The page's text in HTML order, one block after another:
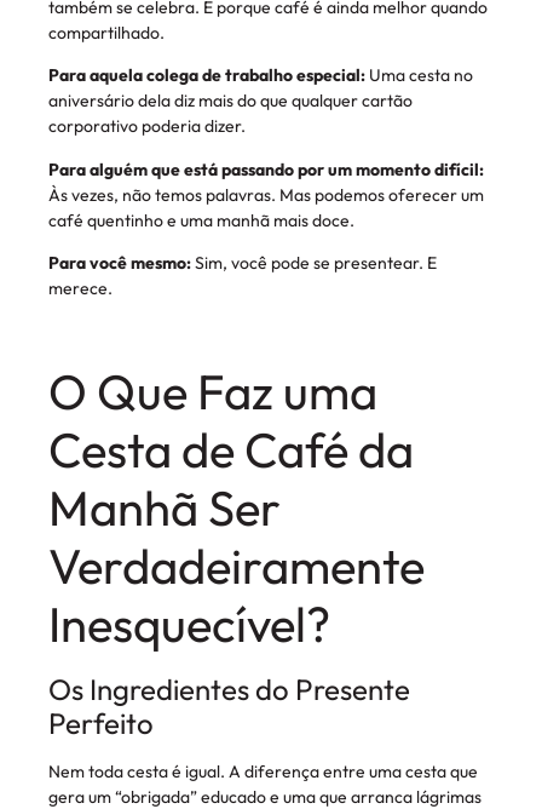
também se celebra. E porque café é ainda melhor quando
compartilhado.
Para aquela colega de trabalho especial: Uma cesta no
aniversário dela diz mais do que qualquer cartão
corporativo poderia dizer.
Para alguém que está passando por um momento difícil:
Às vezes, não temos palavras. Mas podemos oferecer um
café quentinho e uma manhã mais doce.
Para você mesmo:Sim, você pode se presentear. E
merece.
O Que Faz uma
Cesta de Café da
Manhã Ser
Verdadeiramente
Inesquecível?
Os Ingredientes do Presente
Perfeito
Nem toda cesta é igual. A diferença entre uma cesta que
gera um “obrigada” educado e uma que arranca lágrimas